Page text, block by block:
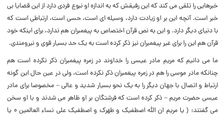
خبرهایى را تلقى مى کند که این رفیقش که به اندازه او نبوع فردى دارد از این قضایا بى
خبر است. آنچه این بر او زیادت دارد، وسیله اى است، حسى است، ارتباطى است که
با دنیاى دیگر دارد. و این به نص قرآن اختصاص به پیغمبران هم ندارد، براى اینکه خود
قرآن هم این را براى غیر پیغمبران نیز ذکر کرده است به یک حد بسیار قوى و نیرومندى.
ما مى دانیم که مریم مادر عیسى را خداوند در زمره پیغمبران ذکر نکرده است هم
چنانکه مادر موسى را هم در زمره پیغمبران ذکر نکرده است، ولى در عین حال این گونه
ارتباط و اتصال با جهان دیگر را به یک نحو بسیار شدید و عالى – مخصوصا براى مادر
عیسى حضرت مریم – ذکر کرده است که فرشتگان بر او ظاهر مى شدند و با او سخن
مى گفتند: (‌ یا مریم ان الله اصطفیک و طهرک و اصطفیک على نساء العالمین ۰ یا